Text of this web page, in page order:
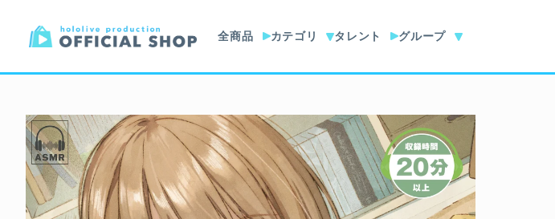
全商品 カテゴリ タレント グループ